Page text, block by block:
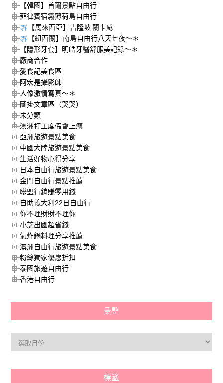
【韓國】首爾景點自由行
菲律賓宿霧薄荷島自由行
【馬來西亞】吉隆坡 蘭卡威
【紐西蘭】南島自由行八天七夜～＊
【隱形牙套】明皓牙醫舒服美記錄～＊
廠商合作
愛食記美食區
阿宏是攝影師
人像激情寫真～＊
圖掛文章區（哭哭）
未分類
澳洲打工度假會上癮
亞洲旅遊景點美食
中國大陸旅遊景點美食
生活好物心得分享
日本自由行旅遊景點美食
金門自由行景點推薦
聯盟行銷賺零用錢
自助義大利22日自由行
你不理財財不理你
小芝出國超省錢
氣炸鍋料理分享推薦
澳洲自由行旅遊景點美食
粉絲獨家優惠折扣
泰國旅遊自由行
香港自由行
彙整
標籤